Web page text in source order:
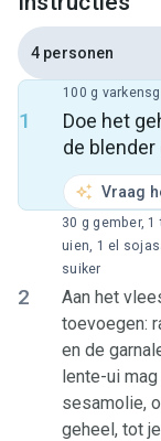
4 personen
1
Doe het
de blender
Vraag
100 g
2
Aan het
toevoegen:
en de
lente-ui
sesamolie,
geheel, tot
30 g gember,
uien, 1 el
suiker